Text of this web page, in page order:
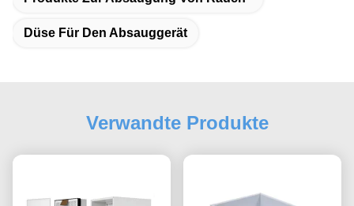
Düse Für Den Absauggerät
Verwandte Produkte